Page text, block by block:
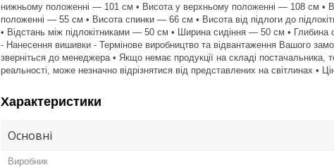
нижньому положенні — 101 см • Висота у верхньому положенні — 108 см •
положенні — 55 см • Висота спинки — 66 см • Висота від підлоги до
• Відстань між підлокітниками — 50 см • Ширина сидіння — 50 см •
- Нанесення вишивки - Термінове виробництво та відвантаження Вашого
зверніться до менеджера • Якщо немає продукції на складі постачальника,
реальності, може незначно відрізнятися від представлених на світлинах •
Характеристики
Основні
Виробник